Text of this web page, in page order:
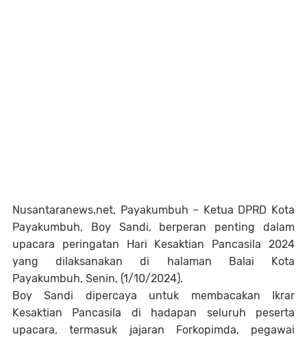
Nusantaranews.net, Payakumbuh – Ketua DPRD Kota
Payakumbuh, Boy Sandi, berperan penting dalam
upacara peringatan Hari Kesaktian Pancasila 2024
yang dilaksanakan di halaman Balai Kota
Payakumbuh, Senin, (1/10/2024).
Boy Sandi dipercaya untuk membacakan Ikrar
Kesaktian Pancasila di hadapan seluruh peserta
upacara, termasuk jajaran Forkopimda, pegawai